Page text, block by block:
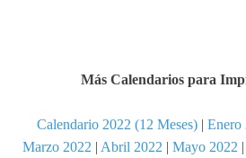
Más Calendarios para
Calendario 2022 (12 Meses)| Enero
Marzo 2022 | Abril 2022 | Mayo 2022 |